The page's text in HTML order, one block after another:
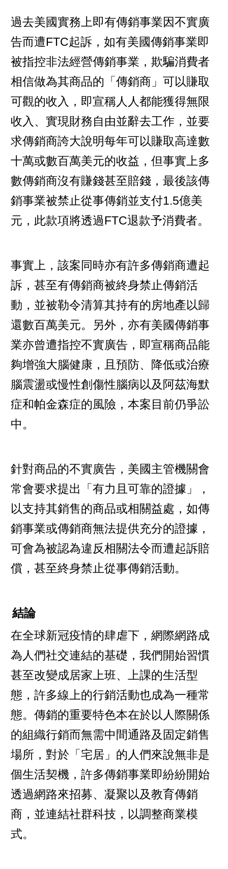
過去美國實務上即有傳銷事業因不實廣
告而遭FTC起訴，如有美國傳銷事業即
被指控非法經營傳銷事業，欺騙消費者
相信做為其商品的「傳銷商」可以賺取
可觀的收入，即宣稱人人都能獲得無限
收入、實現財務自由並辭去工作，並要
求傳銷商誇大說明每年可以賺取高達數
十萬或數百萬美元的收益，但事實上多
數傳銷商沒有賺錢甚至賠錢，最後該傳
銷事業被禁止從事傳銷並支付1.5億美
元，此款項將透過FTC退款予消費者。
事實上，該案同時亦有許多傳銷商遭起
訴，甚至有傳銷商被終身禁止傳銷活
動，並被勒令清算其持有的房地產以歸
還數百萬美元。另外，亦有美國傳銷事
業亦曾遭指控不實廣告，即宣稱商品能
夠增強大腦健康，且預防、降低或治療
腦震盪或慢性創傷性腦病以及阿茲海默
症和帕金森症的風險，本案目前仍爭訟
中。
針對商品的不實廣告，美國主管機關會
常會要求提出「有力且可靠的證據」，
以支持其銷售的商品或相關益處，如傳
銷事業或傳銷商無法提供充分的證據，
可會為被認為違反相關法令而遭起訴賠
償，甚至終身禁止從事傳銷活動。
結論
在全球新冠疫情的肆虐下，網際網路成
為人們社交連結的基礎，我們開始習慣
甚至改變成居家上班、上課的生活型
態，許多線上的行銷活動也成為一種常
態。傳銷的重要特色本在於以人際關係
的組織行銷而無需中間通路及固定銷售
場所，對於「宅居」的人們來說無非是
個生活契機，許多傳銷事業即紛紛開始
透過網路來招募、凝聚以及教育傳銷
商，並連結社群科技，以調整商業模
式。